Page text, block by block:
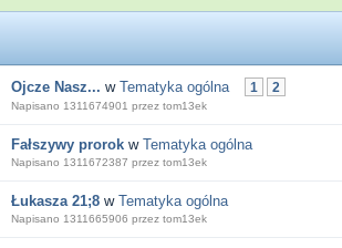
Ojcze Nasz... w Tematyka ogólna 1 2
Napisano 1311674901 przez tom13ek
Fałszywy prorok w Tematyka ogólna
Napisano 1311672387 przez tom13ek
Łukasza 21;8 w Tematyka ogólna
Napisano 1311665906 przez tom13ek